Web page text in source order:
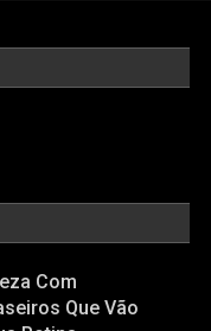
Com
Que Vão